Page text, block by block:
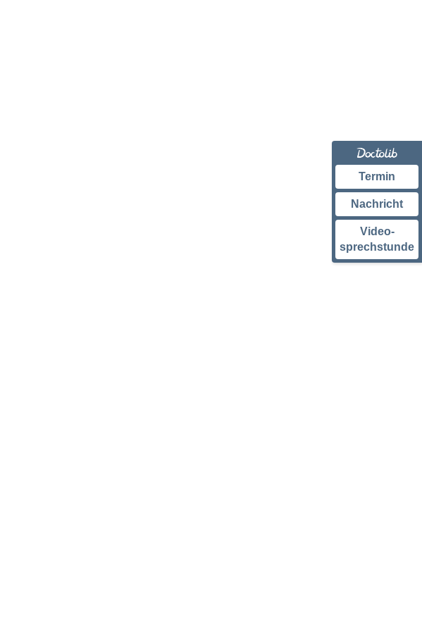
Termin
Nachricht
Video-
sprechstunde